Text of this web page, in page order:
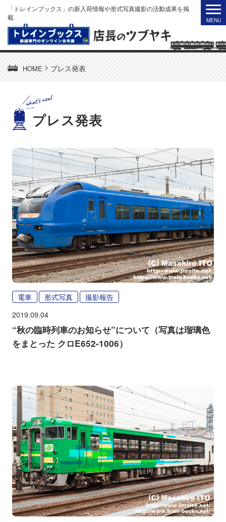
「トレインブックス」の新入荷情報や形式写真撮影の活動成果を掲
載
HOME > プレス発表
プレス発表
電車 形式写真 撮影報告
2019.09.04
“秋の臨時列車のお知らせ”について（写真は瑠璃色
をまとった クロE652-1006）